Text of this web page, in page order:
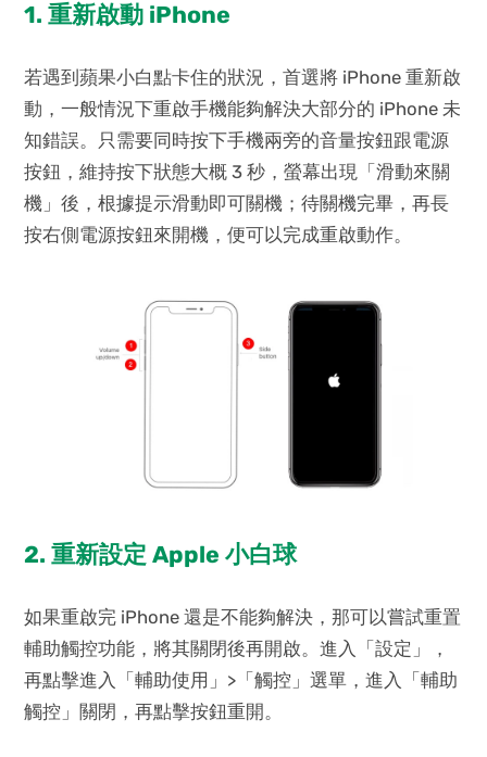
1. 重新啟動 iPhone
若遇到蘋果小白點卡住的狀況，首選將 iPhone 重新啟
動，一般情況下重啟手機能夠解決大部分的 iPhone 未
知錯誤。只需要同時按下手機兩旁的音量按鈕跟電源
按鈕，維持按下狀態大概 3 秒，螢幕出現「滑動來關
機」後，根據提示滑動即可關機；待關機完畢，再長
按右側電源按鈕來開機，便可以完成重啟動作。
2. 重新設定 Apple 小白球
如果重啟完 iPhone 還是不能夠解決，那可以嘗試重置
輔助觸控功能，將其關閉後再開啟。進入「設定」，
再點擊進入「輔助使用」>「觸控」選單，進入「輔助
觸控」關閉，再點擊按鈕重開。